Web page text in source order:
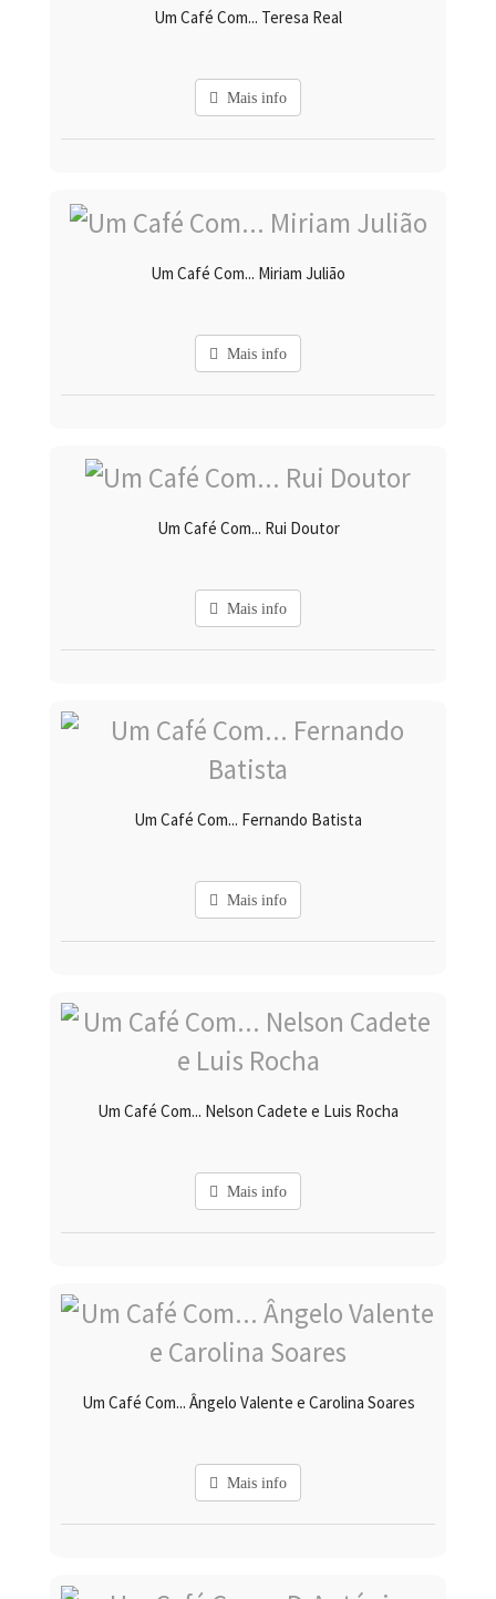
Um Café Com... Teresa Real
Mais info
Um Café Com... Miriam Julião
Mais info
Um Café Com... Rui Doutor
Mais info
Um Café Com... Fernando Batista
Mais info
Um Café Com... Nelson Cadete e Luis Rocha
Mais info
Um Café Com... Ângelo Valente e Carolina Soares
Mais info